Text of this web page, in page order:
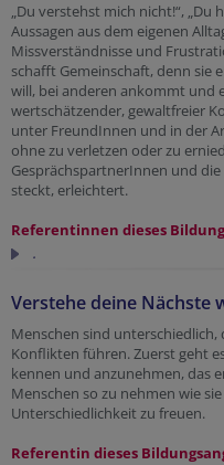
„Du verstehst mich nicht!“, „Du
Aussagen aus dem eigenen
Missverständnisse und
schafft Gemeinschaft, denn sie
will, bei anderen ankommt und
wertschätzender, gewaltfreier
unter FreundInnen und in der
ohne zu verletzen oder zu
GesprächspartnerInnen und
steckt, erleichtert.
Referentinnen dieses
.
Verstehe deine Nächste
Menschen sind
Konflikten führen. Zuerst geht
kennen und anzunehmen, das
Menschen so zu nehmen wie
Unterschiedlichkeit zu freuen.
Referentin dieses